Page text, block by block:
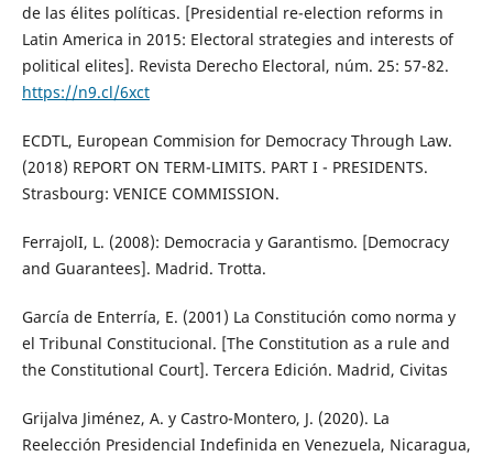
de las élites políticas. [Presidential re-election reforms in
Latin America in 2015: Electoral strategies and interests of
political elites]. Revista Derecho Electoral, núm. 25: 57-82.
https://n9.cl/6xct
ECDTL, European Commision for Democracy Through Law.
(2018) REPORT ON TERM-LIMITS. PART I - PRESIDENTS.
Strasbourg: VENICE COMMISSION.
FerrajolI, L. (2008): Democracia y Garantismo. [Democracy
and Guarantees]. Madrid. Trotta.
García de Enterría, E. (2001) La Constitución como norma y
el Tribunal Constitucional. [The Constitution as a rule and
the Constitutional Court]. Tercera Edición. Madrid, Civitas
Grijalva Jiménez, A. y Castro-Montero, J. (2020). La
Reelección Presidencial Indefinida en Venezuela, Nicaragua,